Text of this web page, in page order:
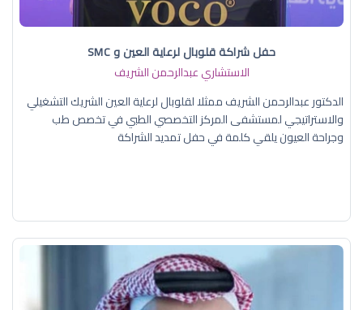
حفل شراكة قلوبال لرعاية العين و SMC
الاستشاري عبدالرحمن الشريف
الدكتور عبدالرحمن الشريف ممثلا لقلوبال لرعاية العين الشريك التشغيلي
والاستراتيجي لمستشفى المركز التخصصي الطبي في تخصص طب
وجراحة العيون يلقي كلمة في حفل تمديد الشراكة